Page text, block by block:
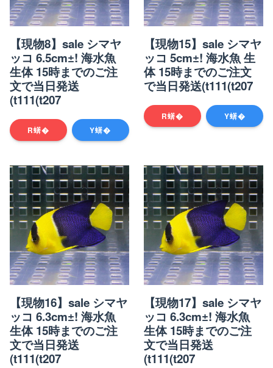
【現物8】sale シマヤ
ッコ 6.5cm±! 海水魚
生体 15時までのご注
文で当日発送
(t111(t207
R蠎� Y蠎�
【現物15】sale シマヤ
ッコ 5cm±! 海水魚 生
体 15時までのご注文
で当日発送(t111(t207
R蠎� Y蠎�
【現物16】sale シマヤ
ッコ 6.3cm±! 海水魚
生体 15時までのご注
文で当日発送
(t111(t207
【現物17】sale シマヤ
ッコ 6.3cm±! 海水魚
生体 15時までのご注
文で当日発送
(t111(t207